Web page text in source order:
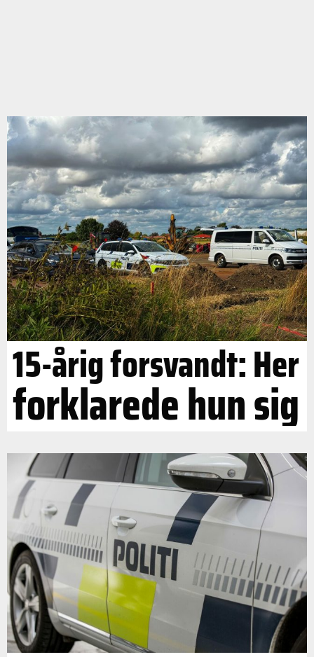
15-årig forsvandt: Her
forklarede hun sig